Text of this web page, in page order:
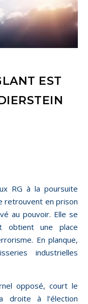
EST
RG à la poursuite
retrouvent en prison
au pouvoir. Elle se
obtient une place
En planque,
industrielles
opposé, court le
à l’élection